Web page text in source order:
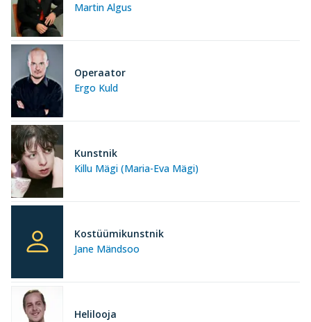
Martin Algus
Ergo Kuld
Operaator
Killu Mägi (Maria-Eva Mägi)
Kunstnik
Jane Mändsoo
Kostüümikunstnik
Helilooja